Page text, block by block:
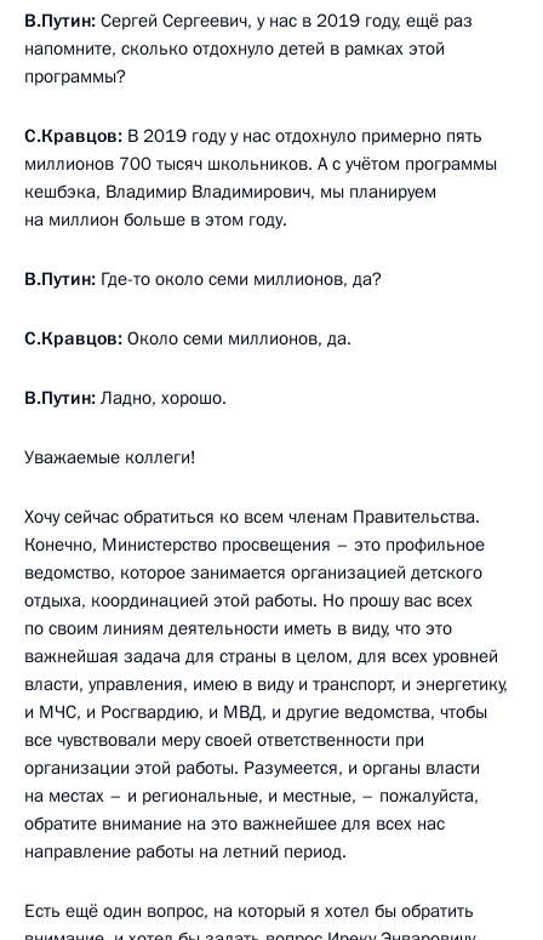
В.Путин: Сергей Сергеевич, у нас в 2019 году, ещё раз
напомните, сколько отдохнуло детей в рамках этой
программы?
С.Кравцов: В 2019 году у нас отдохнуло примерно пять
миллионов 700 тысяч школьников. А с учётом программы
кешбэка, Владимир Владимирович, мы планируем
на миллион больше в этом году.
В.Путин: Где-то около семи миллионов, да?
С.Кравцов: Около семи миллионов, да.
В.Путин: Ладно, хорошо.
Уважаемые коллеги!
Хочу сейчас обратиться ко всем членам Правительства.
Конечно, Министерство просвещения – это профильное
ведомство, которое занимается организацией детского
отдыха, координацией этой работы. Но прошу вас всех
по своим линиям деятельности иметь в виду, что это
важнейшая задача для страны в целом, для всех уровней
власти, управления, имею в виду и транспорт, и энергетику,
и МЧС, и Росгвардию, и МВД, и другие ведомства, чтобы
все чувствовали меру своей ответственности при
организации этой работы. Разумеется, и органы власти
на местах – и региональные, и местные, – пожалуйста,
обратите внимание на это важнейшее для всех нас
направление работы на летний период.
Есть ещё один вопрос, на который я хотел бы обратить